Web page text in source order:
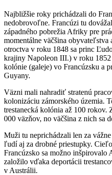
Najbližšie roky prichádzali do
nedobrovoľne. Francúzi tu
západného pobrežia Afriky pre
momentálne väčšina
otroctva v roku 1848 sa princ
krajiny Napoleon III.) v roku
kolónie (galeje) vo Francúzsku a
Guyany.
Väzni mali nahradiť stratenú
kolonizáciu zámorského územia.
trestanecká kolónia až 100 rokov.
000 väzňov, no väčšina z nich sa
Muži tu neprichádzali len za
ľudí aj za drobné priestupky.
Francúzsko sa možno
založilo vďaka deportácii
v Austrálii.